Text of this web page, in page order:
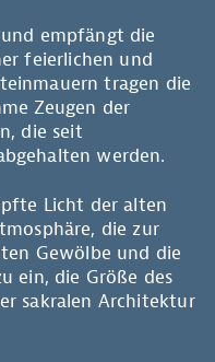
empfängt die
feierlichen und
tragen die
Zeugen der
die seit
werden.
Licht der alten
die zur
Gewölbe und die
ein, die Größe des
sakralen Architektur